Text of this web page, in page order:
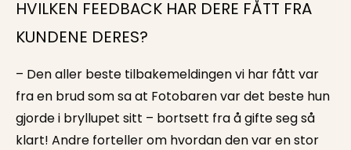
HVILKEN FEEDBACK HAR DERE FÅTT FRA
KUNDENE DERES?
– Den aller beste tilbakemeldingen vi har fått var
fra en brud som sa at Fotobaren var det beste hun
gjorde i bryllupet sitt – bortsett fra å gifte seg så
klart! Andre forteller om hvordan den var en stor